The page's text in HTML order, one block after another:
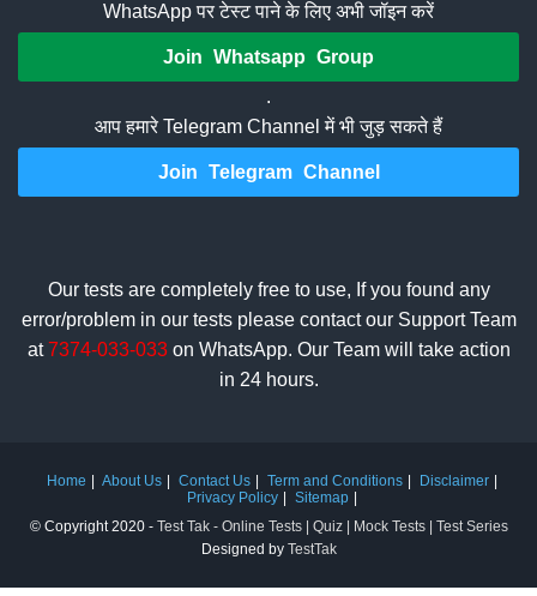
WhatsApp पर टेस्ट पाने के लिए अभी जॉइन करें
Join Whatsapp Group
.
आप हमारे Telegram Channel में भी जुड़ सकते हैं
Join Telegram Channel
Our tests are completely free to use, If you found any
error/problem in our tests please contact our Support Team
at7374-033-033on WhatsApp. Our Team will take action
in 24 hours.
Home About Us Contact Us Term and Conditions
Disclaimer
Privacy Policy
Sitemap
© Copyright 2020 - Test Tak - Online Tests | Quiz | Mock Tests | Test Series
Designed by TestTak